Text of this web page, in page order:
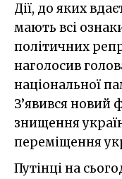
Дії, до яких
мають всі
політичних
наголосив
національної
З’явився новий
знищення
переміщення
Путінці на